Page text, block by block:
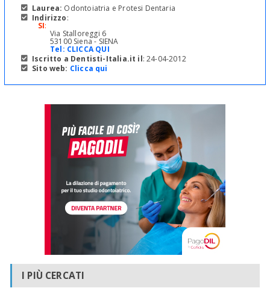
Laurea: Odontoiatria e Protesi Dentaria
Indirizzo:
SI:
Via Stalloreggi 6
53100 Siena - SIENA
Tel: CLICCA QUI
Iscritto a Dentisti-Italia.it il: 24-04-2012
Sito web: Clicca qui
I PIÙ CERCATI